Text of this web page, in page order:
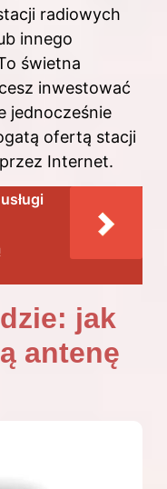
radiowych
innego
świetna
inwestować
jednocześnie
ofertą stacji
Internet.
jak
antenę